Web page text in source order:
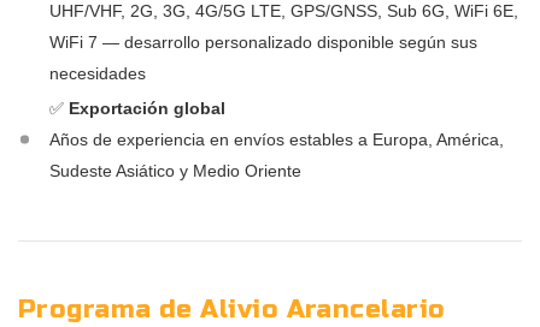
UHF/VHF, 2G, 3G, 4G/5G LTE, GPS/GNSS, Sub 6G, WiFi 6E,
WiFi 7 — desarrollo personalizado disponible según sus
necesidades
✅ Exportación global
Años de experiencia en envíos estables a Europa, América,
Sudeste Asiático y Medio Oriente
Programa de Alivio Arancelario